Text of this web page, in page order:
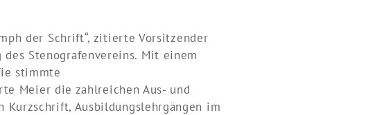
der Schrift“, zitierte Vorsitzender
Stenografenvereins. Mit einem
stimmte
Meier die zahlreichen Aus- und
Ausbildungslehrgängen im